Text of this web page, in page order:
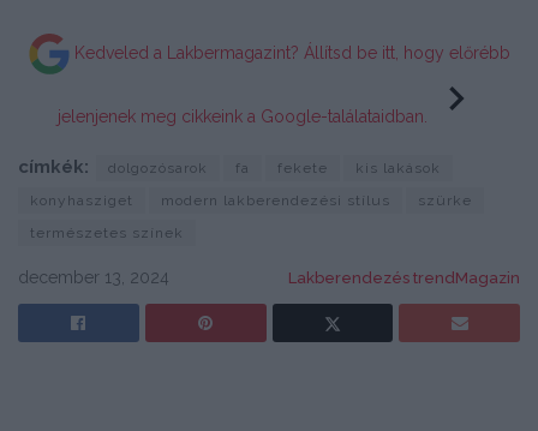
Kedveled a Lakbermagazint? Állítsd be itt, hogy előrébb
jelenjenek meg cikkeink a Google-találataidban.
címkék: dolgozósarok fa fekete
kis lakások
konyhasziget
modern lakberendezési stílus
szürke
természetes színek
december 13, 2024 Lakberendezés trendMagazin